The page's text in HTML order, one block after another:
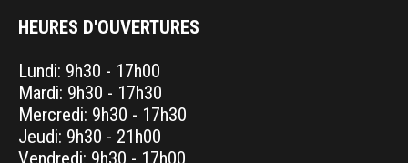
HEURES D'OUVERTURES
Lundi: 9h30 - 17h00
Mardi: 9h30 - 17h30
Mercredi: 9h30 - 17h30
Jeudi: 9h30 - 21h00